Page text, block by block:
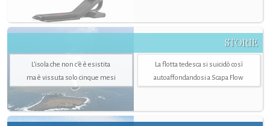
STORIE
L’isola che non c'è è esistita
ma è vissuta solo cinque mesi
La flotta tedesca si suicidò così
autoaffondandosi a Scapa Flow